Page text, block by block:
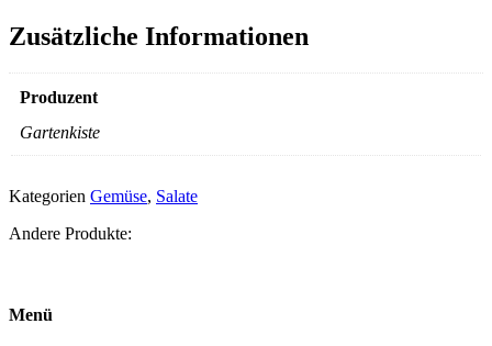
Zusätzliche Informationen
Produzent
Gartenkiste
Kategorien Gemüse, Salate
Andere Produkte:
Menü